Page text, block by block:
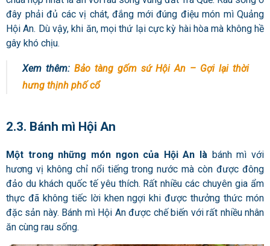
đây phải đủ các vị chát, đắng mới đúng điệu món mì Quảng
Hội An. Dù vậy, khi ăn, mọi thứ lại cực kỳ hài hòa mà không hề
gây khó chịu.
Xem thêm: Bảo tàng gốm sứ Hội An – Gợi lại thời
hưng thịnh phố cổ
2.3. Bánh mì Hội An
Một trong những món ngon của Hội An là bánh mì với
hương vị không chỉ nổi tiếng trong nước mà còn được đông
đảo du khách quốc tế yêu thích. Rất nhiều các chuyên gia ẩm
thực đã không tiếc lời khen ngợi khi được thưởng thức món
đặc sản này. Bánh mì Hội An được chế biến với rất nhiều nhân
ăn cùng rau sống.